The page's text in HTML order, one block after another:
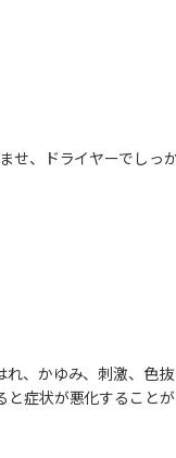
、ドライヤーでしっ
、かゆみ、刺激、色
症状が悪化することが